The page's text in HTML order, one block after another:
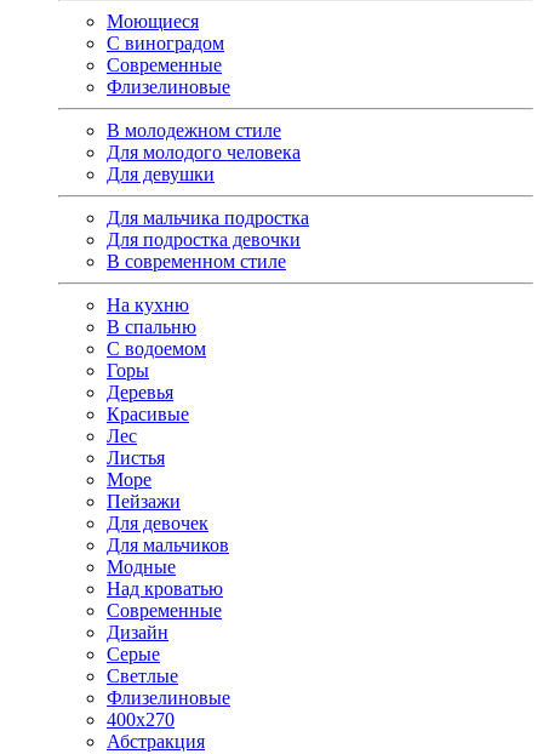
Моющиеся
С виноградом
Современные
Флизелиновые
В молодежном стиле
Для молодого человека
Для девушки
Для мальчика подростка
Для подростка девочки
В современном стиле
На кухню
В спальню
С водоемом
Горы
Деревья
Красивые
Лес
Листья
Море
Пейзажи
Для девочек
Для мальчиков
Модные
Над кроватью
Современные
Дизайн
Серые
Светлые
Флизелиновые
400х270
Абстракция